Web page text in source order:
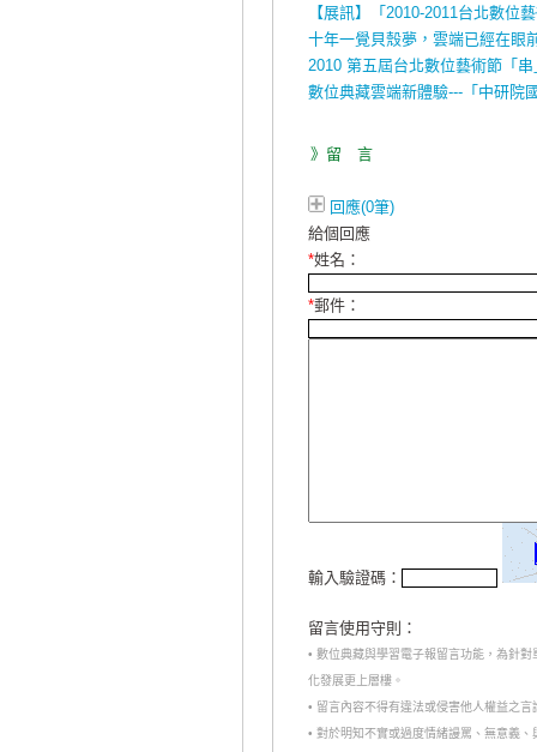
【展訊】「2010-2011台北數位
十年一覺貝殼夢，雲端已經在眼
2010 第五屆台北數位藝術節「
數位典藏雲端新體驗---「中研院
》留 言
回應(0筆)
給個回應
*姓名：
*郵件：
輸入驗證碼：
留言使用守則：
• 數位典藏與學習電子報留言功能，為針
化發展更上層樓。
• 留言內容不得有違法或侵害他人權益之
• 對於明知不實或過度情緒謾罵、無意義